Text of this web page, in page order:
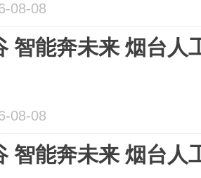
08-08
智能奔未来 烟台人
08-08
智能奔未来 烟台人